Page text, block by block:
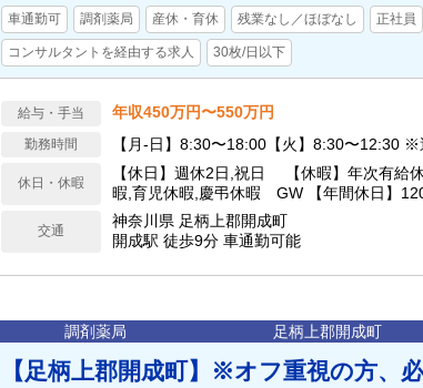
車通勤可 調剤薬局 産休・育休 残業なし／ほぼなし 正社員
コンサルタントを経由する求人 30枚/日以下
給与・手当 年収450万円〜550万円
勤務時間 【月‐日】8:30〜18:00【火】8:30〜12:30
休日・休暇
【休日】週休2日,祝日 【休暇】年次有給
暇,育児休暇,慶弔休暇 GW 【年間休日】
交通
神奈川県 足柄上郡開成町
開成駅 徒歩9分 車通勤可能
調剤薬局 足柄上郡開成町
【足柄上郡開成町】※オフ重視の方、